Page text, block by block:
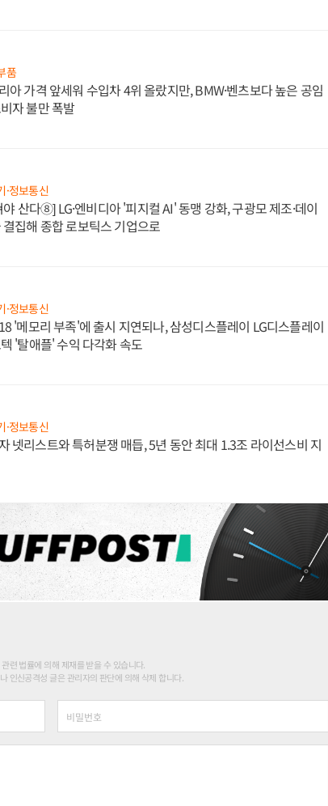
품
아 가격 앞세워 수입차 4위 올랐지만, BMW·벤츠보다 높은 공임
자 불만 폭발
·정보통신
산다⑧] LG·엔비디아 '피지컬 AI' 동맹 강화, 구광모 제조·데이
결집해 종합 로보틱스 기업으로
·정보통신
'메모리 부족'에 출시 지연되나, 삼성디스플레이 LG디스플레이
'탈애플' 수익 다각화 속도
·정보통신
넷리스트와 특허분쟁 매듭, 5년 동안 최대 1.3조 라이선스비 지
련 법률에 의해 제재를 받을 수 있습니다.
인신공격성 글은 관리자의 판단에 의해 삭제 합니다.